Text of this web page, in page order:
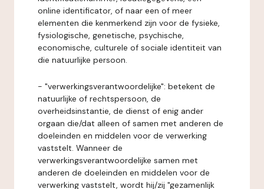
online identificator, of naar een of meer
elementen die kenmerkend zijn voor de fysieke,
fysiologische, genetische, psychische,
economische, culturele of sociale identiteit van
die natuurlijke persoon.
- "verwerkingsverantwoordelijke": betekent de
natuurlijke of rechtspersoon, de
overheidsinstantie, de dienst of enig ander
orgaan die/dat alleen of samen met anderen de
doeleinden en middelen voor de verwerking
vaststelt. Wanneer de
verwerkingsverantwoordelijke samen met
anderen de doeleinden en middelen voor de
verwerking vaststelt, wordt hij/zij "gezamenlijk